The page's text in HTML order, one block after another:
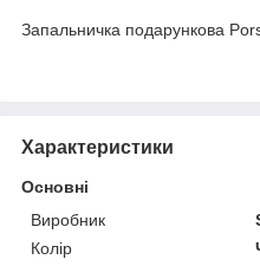
Запальничка подарункова
Характеристики
Основні
Виробник
Колір